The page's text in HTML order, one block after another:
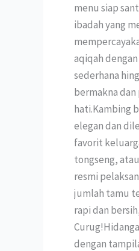
menu siap
ibadah yang
aqiqah
sederhana
bermakna
hati.Kambing
elegan dan
favorit
tongseng,
resmi
jumlah tamu
rapi dan
dengan